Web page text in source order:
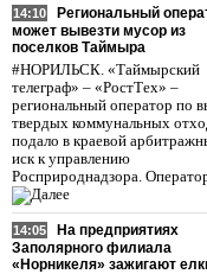
14:10
Региональный
может вывезти мусор из
поселков Таймыра
#НОРИЛЬСК. «Таймырский
телеграф» – «РостТех» –
региональный оператор по
твердых коммунальных
подало в краевой
иск к управлению
Росприроднадзора.
14:05
На предприятиях
Заполярного филиала
«Норникеля» зажигают